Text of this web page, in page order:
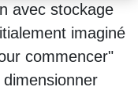
avec stockage
imaginé
commencer"